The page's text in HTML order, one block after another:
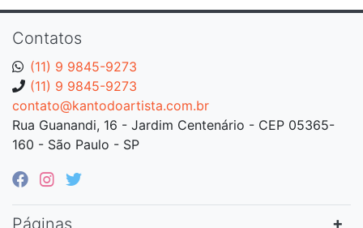
Contatos
(11) 9 9845-9273
(11) 9 9845-9273
contato@kantodoartista.com.br
Rua Guanandi, 16 - Jardim Centenário - CEP 05365-
160 - São Paulo - SP
Páginas